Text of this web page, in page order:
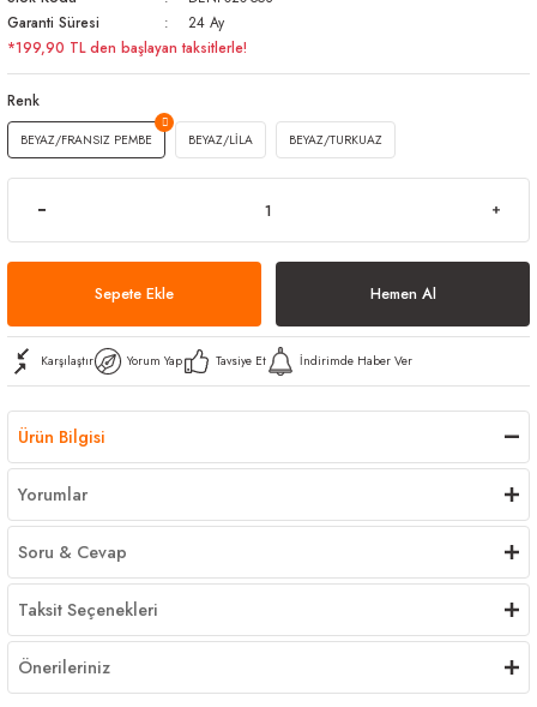
Bezler
Garanti Süresi
24 Ay
*199,90 TL den başlayan taksitlerle!
Renk
BEYAZ/FRANSIZ PEMBE BEYAZ/LİLA BEYAZ/TURKUAZ
Sepete Ekle Hemen Al
Karşılaştır Yorum Yap Tavsiye Et İndirimde Haber Ver
Ürün Bilgisi
Yorumlar
Soru & Cevap
Taksit Seçenekleri
Önerileriniz